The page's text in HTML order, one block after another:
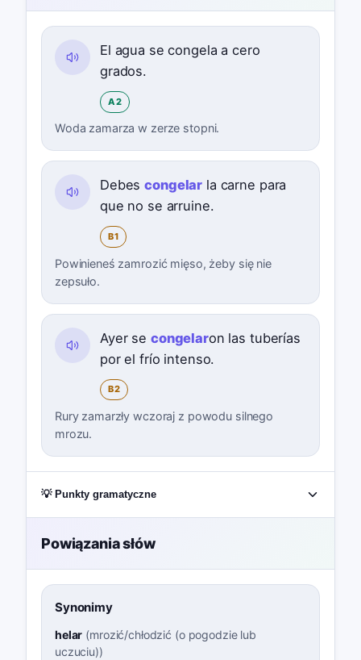
El agua se congela a cero
grados.
A2
Woda zamarza w zerze stopni.
Debescongelar la carne para
que no se arruine.
B1
Powinieneś zamrozić mięso, żeby się nie
zepsuło.
Ayer se congelaron las tuberías
por el frío intenso.
B2
Rury zamarzły wczoraj z powodu silnego
mrozu.
💡 Punkty gramatyczne
Powiązania słów
Synonimy
helar (mrozić/chłodzić (o pogodzie lub
uczuciu))